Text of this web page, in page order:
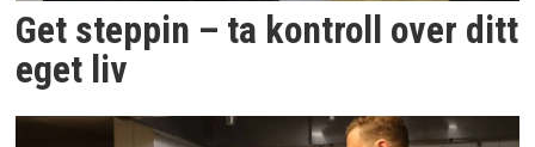
Get steppin – ta kontroll over ditt
eget liv